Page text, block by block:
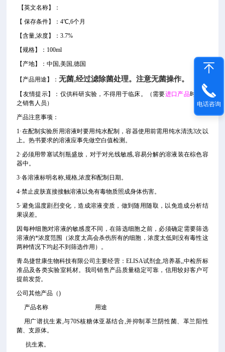
【英文名称】
：
【 保存条件】：4℃,6个月
【含量,浓度】：3.7%
【规格】 ： 100ml
【产地】：中国,美国,德国
【产品用途】：无菌,经过滤除菌处理。注意无菌操作。
【 友情提示】：仅供科研实验，不得用于临床。 （需要进口产品时请告
之销售人员）
产品注意事项：
1·在配制实验所用溶液时要用纯水配制，容器使用前需用纯水清洗3次以
上。热书要求的溶液应事先做空白值检测。
2· 必须用带塞试剂瓶盛放，对于对光线敏感,容易分解的溶液装在棕色容
器中。
3·各溶液标明名称,规格,浓度和配制日期。
4·禁止皮肤直接接触溶液以免有毒物质照成身体伤害。
5·避免温度剧烈变化，造成溶液变质，做到随用随取，以免造成分析结
果误差。
因每种细胞对溶液的敏感度不同，在筛选细胞之前，必须确定需要筛选
溶液的*浓度范围（浓度太高会杀伤所有的细胞，浓度太低则没有毒性这
两种情况下均起不到筛选作用）。
青岛捷世康生物科技有限公司主要经营：ELISA试剂盒,培养基,,中检所标
准品及各类实验室耗材。我司销售产品质量稳定可靠，信用较好客户可
提前发货。
公司其他产品（)
产品名称 用途
用广谱抗生素,与70S核糖体亚基结合,并抑制革兰阴性菌、革兰阳性
菌、支原体。
抗生素。
电话咨询